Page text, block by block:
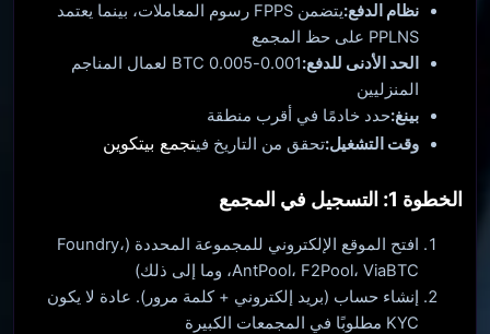
نظام الدفع:
يتضمن FPPS رسوم المعاملات، بينما يعتمد
PPLNS على حظ المجمع
الحد الأدنى للدفع:
0.001-0.005 BTC لعمال المناجم
المنزليين
بينغ:حدد خادمًا في أقرب منطقة
وقت التشغيل:تحقق من التاريخ فيتجمع بيتكوين
الخطوة 1: التسجيل في المجمع
افتح الموقع الإلكتروني للمجموعة المحددة (Foundry،
AntPool، F2Pool، ViaBTC، وما إلى ذلك)
إنشاء حساب (بريد إلكتروني + كلمة مرور). عادة لا يكون
KYC مطلوبًا في المجمعات الكبيرة